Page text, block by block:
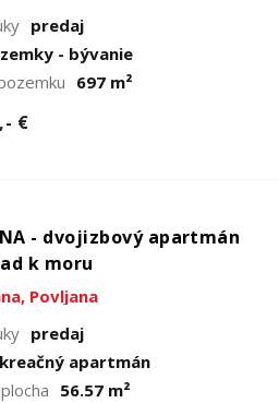
predaj
- bývanie
697 m²
€
- dvojizbový apartmán
k moru
Povljana
predaj
apartmán
56.57 m²